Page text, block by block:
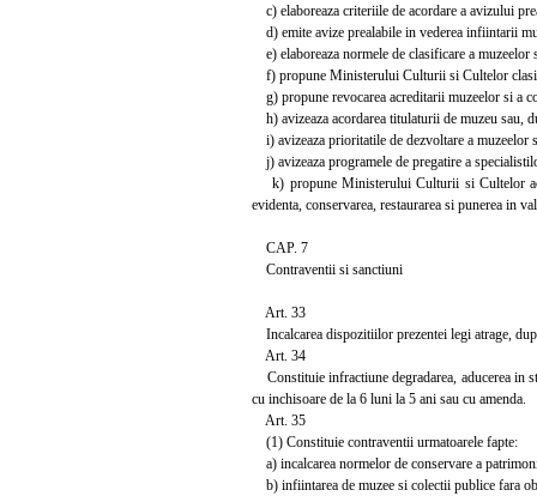
c) elaboreaza criteriile de acordare a avizului
d) emite avize prealabile in vederea infiintarii
e) elaboreaza normele de clasificare a
f) propune Ministerului Culturii si Cultelor
g) propune revocarea acreditarii muzeelor si a
h) avizeaza acordarea titulaturii de muzeu sau,
i) avizeaza prioritatile de dezvoltare a
j) avizeaza programele de pregatire a
k) propune Ministerului Culturii si Cultelor
evidenta, conservarea, restaurarea si punerea in
CAP. 7
Contraventii si sanctiuni
Art. 33
Incalcarea dispozitiilor prezentei legi atrage,
Art. 34
Constituie infractiune degradarea, aducerea in
cu inchisoare de la 6 luni la 5 ani sau cu amenda.
Art. 35
(1) Constituie contraventii urmatoarele fapte:
a) incalcarea normelor de conservare a
b) infiintarea de muzee si colectii publice fara